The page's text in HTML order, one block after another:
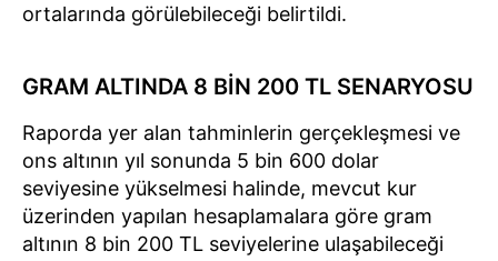
ortalarında görülebileceği belirtildi.
GRAM ALTINDA 8 BİN 200 TL SENARYOSU
Raporda yer alan tahminlerin gerçekleşmesi ve
ons altının yıl sonunda 5 bin 600 dolar
seviyesine yükselmesi halinde, mevcut kur
üzerinden yapılan hesaplamalara göre gram
altının 8 bin 200 TL seviyelerine ulaşabileceği